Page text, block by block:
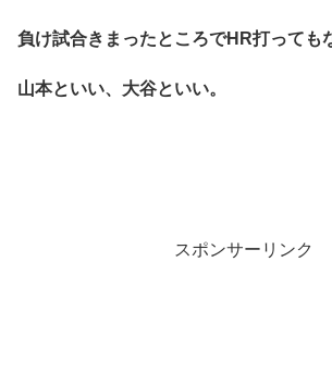
負け試合きまったところでHR打っても
山本といい、大谷といい。
スポンサーリンク